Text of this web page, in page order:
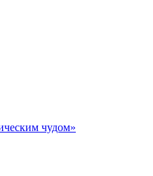
чудом»